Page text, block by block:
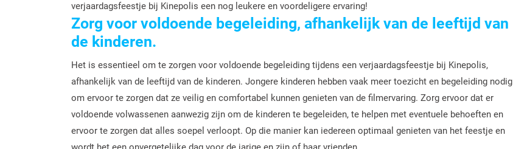
verjaardagsfeestje bij Kinepolis een nog leukere en voordeligere ervaring!
Zorg voor voldoende begeleiding, afhankelijk van de leeftijd van
de kinderen.
Het is essentieel om te zorgen voor voldoende begeleiding tijdens een verjaardagsfeestje bij Kinepolis,
afhankelijk van de leeftijd van de kinderen. Jongere kinderen hebben vaak meer toezicht en begeleiding nodig
om ervoor te zorgen dat ze veilig en comfortabel kunnen genieten van de filmervaring. Zorg ervoor dat er
voldoende volwassenen aanwezig zijn om de kinderen te begeleiden, te helpen met eventuele behoeften en
ervoor te zorgen dat alles soepel verloopt. Op die manier kan iedereen optimaal genieten van het feestje en